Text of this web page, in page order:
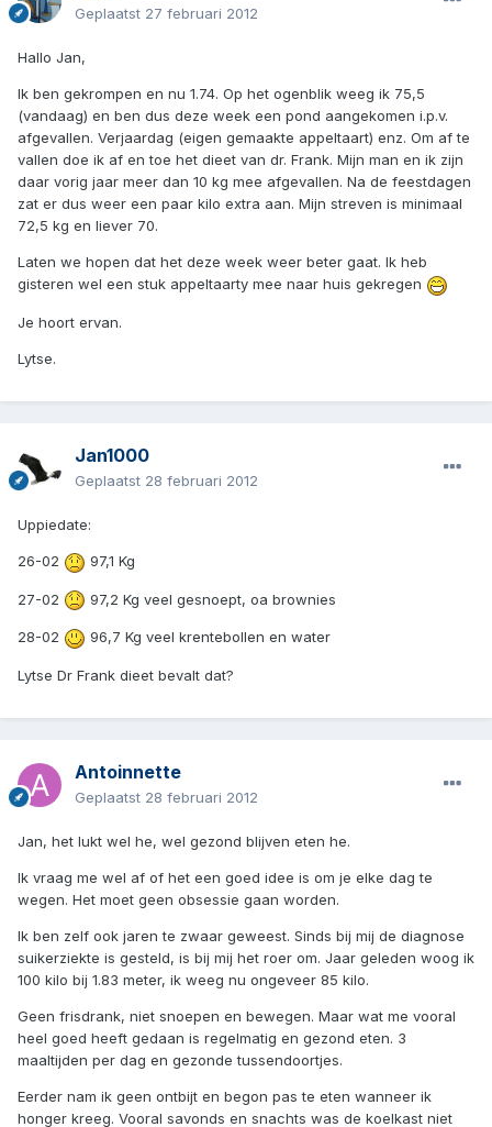
Geplaatst 27 februari 2012
Hallo Jan,
Ik ben gekrompen en nu 1.74. Op het ogenblik weeg ik 75,5
(vandaag) en ben dus deze week een pond aangekomen i.p.v.
afgevallen. Verjaardag (eigen gemaakte appeltaart) enz. Om af te
vallen doe ik af en toe het dieet van dr. Frank. Mijn man en ik zijn
daar vorig jaar meer dan 10 kg mee afgevallen. Na de feestdagen
zat er dus weer een paar kilo extra aan. Mijn streven is minimaal
72,5 kg en liever 70.
Laten we hopen dat het deze week weer beter gaat. Ik heb
gisteren wel een stuk appeltaarty mee naar huis gekregen
Je hoort ervan.
Lytse.
Jan1000
Geplaatst 28 februari 2012
Uppiedate:
26-02 97,1 Kg
27-02 97,2 Kg veel gesnoept, oa brownies
28-02 96,7 Kg veel krentebollen en water
Lytse Dr Frank dieet bevalt dat?
Antoinnette
Geplaatst 28 februari 2012
Jan, het lukt wel he, wel gezond blijven eten he.
Ik vraag me wel af of het een goed idee is om je elke dag te
wegen. Het moet geen obsessie gaan worden.
Ik ben zelf ook jaren te zwaar geweest. Sinds bij mij de diagnose
suikerziekte is gesteld, is bij mij het roer om. Jaar geleden woog ik
100 kilo bij 1.83 meter, ik weeg nu ongeveer 85 kilo.
Geen frisdrank, niet snoepen en bewegen. Maar wat me vooral
heel goed heeft gedaan is regelmatig en gezond eten. 3
maaltijden per dag en gezonde tussendoortjes.
Eerder nam ik geen ontbijt en begon pas te eten wanneer ik
honger kreeg. Vooral savonds en snachts was de koelkast niet